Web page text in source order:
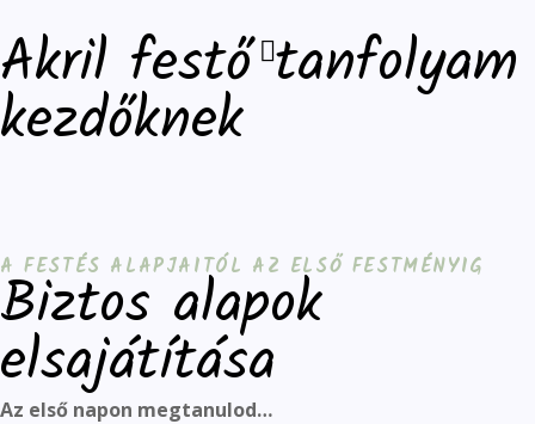
Akril festő tanfolyam
kezdőknek
A FESTÉS ALAPJAITÓL AZ ELSŐ FESTMÉNYIG
Biztos alapok
elsajátítása
Az első napon megtanulod…